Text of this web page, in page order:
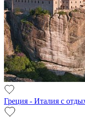
Греция - Италия с